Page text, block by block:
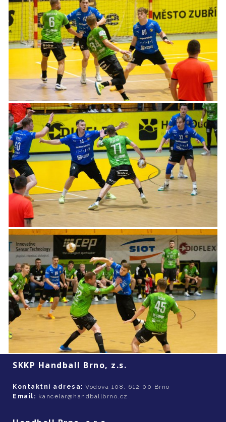
SKKP Handball Brno, z.s.
Kontaktní adresa: Vodova 108, 612 00 Brno
Email: kancelar@handballbrno.cz